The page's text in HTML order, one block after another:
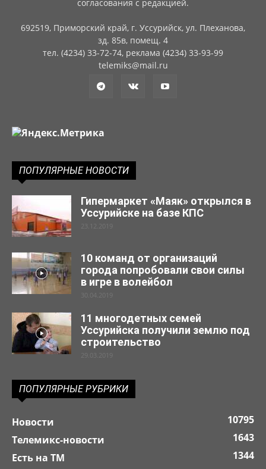
согласования с редакцией.
692519, Приморский край, г. Уссурийск, ул. Плеханова,
зд. 85в, помещ. 4
тел. (4234) 33-72-74, реклама (4234) 33-93-99
telemiks@mail.ru
ПОПУЛЯРНЫЕ НОВОСТИ
Гипермаркет «Маяк» открылся в
Уссурийске на базе КПС
23.12.2019
10 команд от организаций
города попробовали свои силы
в игре в волейбол
30.04.2019
11 многодетных семей
Уссурийска получили землю под
строительство
29.03.2019
ПОПУЛЯРНЫЕ РУБРИКИ
Новости
10795
Телемикс-новости
1643
Есть на ТМ
1344